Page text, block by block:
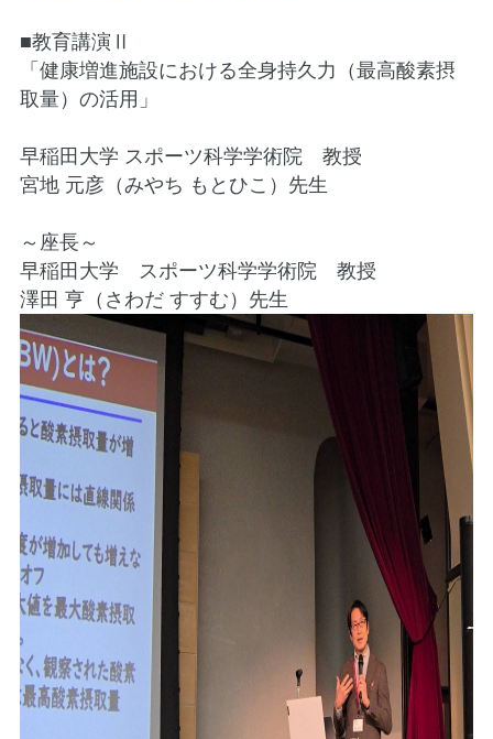
■教育講演Ⅱ
「健康増進施設における全身持久力（最高酸素摂
取量）の活用」
早稲田大学 スポーツ科学学術院 教授
宮地 元彦（みやち もとひこ）先生
～座長～
早稲田大学 スポーツ科学学術院 教授
澤田 亨（さわだ すすむ）先生